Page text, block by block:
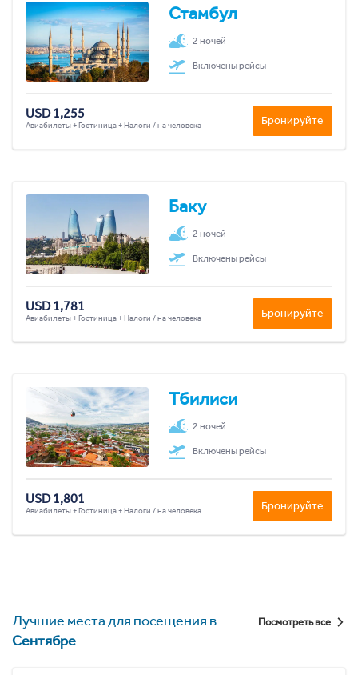
Стамбул
2 ночей
Включены рейсы
USD 1,255
Авиабилеты + Гостиница + Налоги / на человека Бронируйте
Баку
2 ночей
Включены рейсы
USD 1,781
Авиабилеты + Гостиница + Налоги / на человека Бронируйте
Тбилиси
2 ночей
Включены рейсы
USD 1,801
Авиабилеты + Гостиница + Налоги / на человека Бронируйте
Лучшие места для посещения в
Сентябре
Посмотреть все